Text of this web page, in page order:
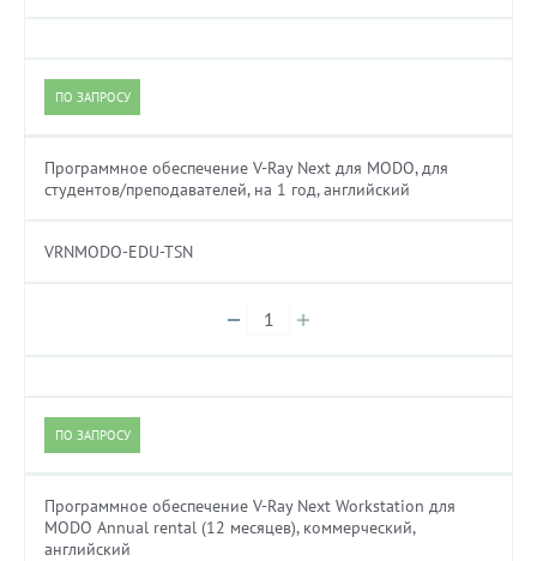
ПО ЗАПРОСУ
Программное обеспечение V-Ray Next для MODO, для
студентов/преподавателей, на 1 год, английский
VRNMODO-EDU-TSN
ПО ЗАПРОСУ
Программное обеспечение V-Ray Next Workstation для
MODO Annual rental (12 месяцев), коммерческий,
английский